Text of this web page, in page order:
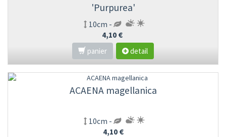
'Purpurea'
10cm -
4,10 €
panier
detail
ACAENA magellanica
10cm -
4,10 €